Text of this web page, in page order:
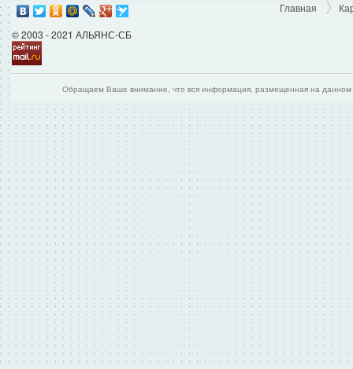
© 2003 - 2021 АЛЬЯНС-СБ
Главная
Обращаем Ваше внимание, что вся информация, размещенная на данном